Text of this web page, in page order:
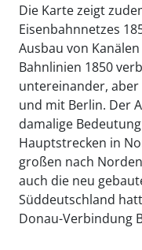
Die Karte zeigt
Eisenbahnnetzes
Ausbau von
Bahnlinien 1850
untereinander,
und mit Berlin. Der
damalige
Hauptstrecken in
großen nach
auch die neu
Süddeutschland
Donau-Verbindung